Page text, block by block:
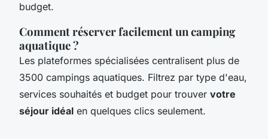
budget.
Comment réserver facilement un camping
aquatique ?
Les plateformes spécialisées centralisent plus de
3500 campings aquatiques. Filtrez par type d'eau,
services souhaités et budget pour trouver votre
séjour idéal en quelques clics seulement.